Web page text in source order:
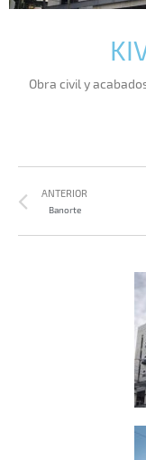
Obra civil y
ANTERIOR
Banorte